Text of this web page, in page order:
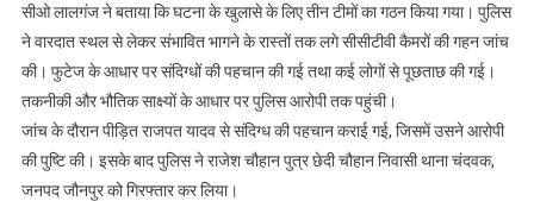
सीओ लालगंज ने बताया कि घटना के खुलासे के लिए तीन टीमों का गठन किया गया। पुलिस
ने वारदात स्थल से लेकर संभावित भागने के रास्तों तक लगे सीसीटीवी कैमरों की गहन जांच
की। फुटेज के आधार पर संदिग्धों की पहचान की गई तथा कई लोगों से पूछताछ की गई।
तकनीकी और भौतिक साक्ष्यों के आधार पर पुलिस आरोपी तक पहुंची।
जांच के दौरान पीड़ित राजपत यादव से संदिग्ध की पहचान कराई गई, जिसमें उसने आरोपी
की पुष्टि की। इसके बाद पुलिस ने राजेश चौहान पुत्र छेदी चौहान निवासी थाना चंदवक,
जनपद जौनपुर को गिरफ्तार कर लिया।